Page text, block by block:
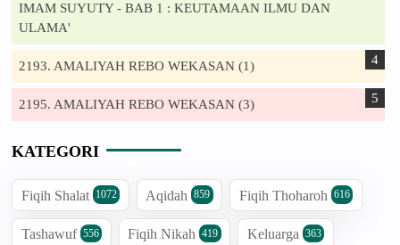
IMAM SUYUTY - BAB 1 : KEUTAMAAN ILMU DAN
ULAMA'
2193. AMALIYAH REBO WEKASAN (1)
2195. AMALIYAH REBO WEKASAN (3)
KATEGORI
Fiqih Shalat 1072 Aqidah 859 Fiqih Thoharoh 616
Tashawuf 556 Fiqih Nikah 419 Keluarga 363